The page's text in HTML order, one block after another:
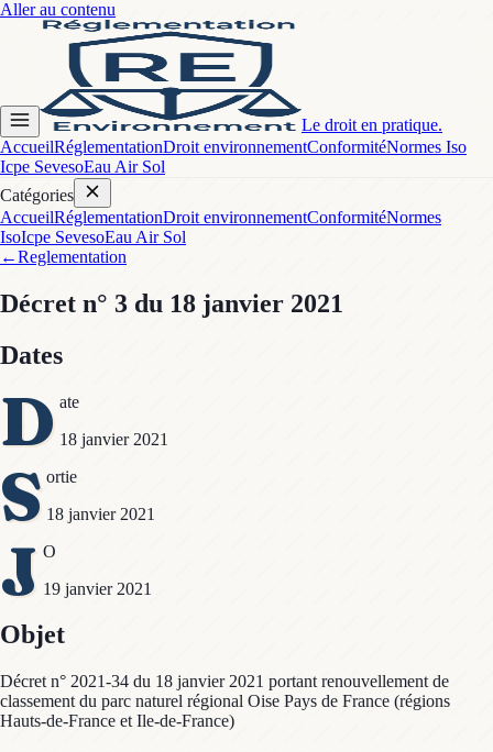
Aller au contenu
Le droit en pratique.
AccueilRéglementationDroit environnementConformitéNormes Iso
Icpe SevesoEau Air Sol
Catégories
AccueilRéglementationDroit environnementConformitéNormes
IsoIcpe SevesoEau Air Sol
←Reglementation
Décret n° 3 du 18 janvier 2021
Dates
D ate
18 janvier 2021
S ortie
18 janvier 2021
J O
19 janvier 2021
Objet
Décret n° 2021-34 du 18 janvier 2021 portant renouvellement de
classement du parc naturel régional Oise Pays de France (régions
Hauts-de-France et Ile-de-France)